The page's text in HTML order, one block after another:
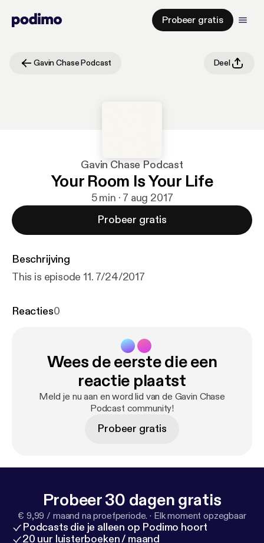
Probeer gratis
Gavin Chase Podcast Deel
Gavin Chase Podcast
Your Room Is Your Life
5 min · 7 aug 2017
Probeer gratis
Beschrijving
This is episode 11. 7/24/2017
Reacties0
Wees de eerste die een
reactie plaatst
Meld je nu aan en word lid van de Gavin Chase
Podcast community!
Probeer gratis
Probeer 30 dagen gratis
€ 9,99 / maand na proefperiode. · Elk moment opzegbaar
Podcasts die je alleen op Podimo hoort
20 uur luisterboeken / maand